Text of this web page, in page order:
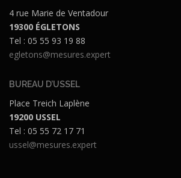
4 rue Marie de Ventadour
19300 ÉGLETONS
Tel : 05 55 93 19 88
egletons@mesures.expert
BUREAU D’USSEL
Place Treich Laplène
19200 USSEL
Tel : 05 55 72 17 71
ussel@mesures.expert